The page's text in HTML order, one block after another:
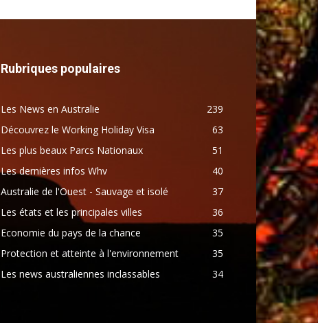
Rubriques populaires
Les News en Australie
239
Découvrez le Working Holiday Visa
63
Les plus beaux Parcs Nationaux
51
Les dernières infos Whv
40
Australie de l'Ouest - Sauvage et isolé
37
Les états et les principales villes
36
Economie du pays de la chance
35
Protection et atteinte à l'environnement
35
Les news australiennes inclassables
34